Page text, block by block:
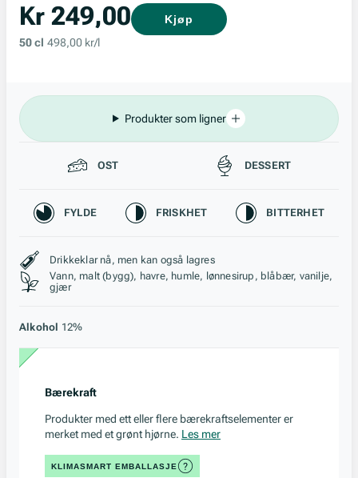
Kr 249,00
50 cl 498,00 kr/l
Kjøp
Produkter som ligner
Passer tilOST DESSERT
Karakteristikk
FYLDE FRISKHET BITTERHET
Stil, lagring og råstoff
Drikkeklar nå, men kan også lagres
Vann, malt (bygg), havre, humle, lønnesirup, blåbær, vanilje,
gjær
Alkohol 12%
Bærekraft
Produkter med ett eller flere bærekraftselementer er
merket med et grønt hjørne. Les mer
KLIMASMART EMBALLASJE